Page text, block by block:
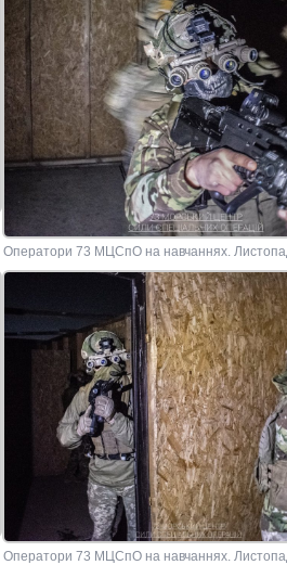
Оператори 73 МЦСпО на навчаннях.
Оператори 73 МЦСпО на навчаннях.